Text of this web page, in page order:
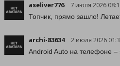
aseliver776 7 июля 2026
Топчик, прямо зашло!
archi-83634 2 июля 2026
Android Auto на телефоне –